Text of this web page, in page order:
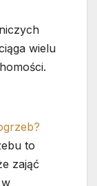
wielu
to
zająć